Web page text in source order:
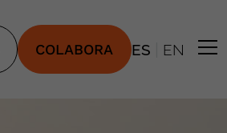
COLABORA ES EN